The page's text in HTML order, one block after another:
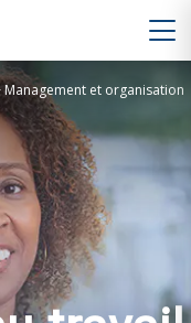
Management et organisation